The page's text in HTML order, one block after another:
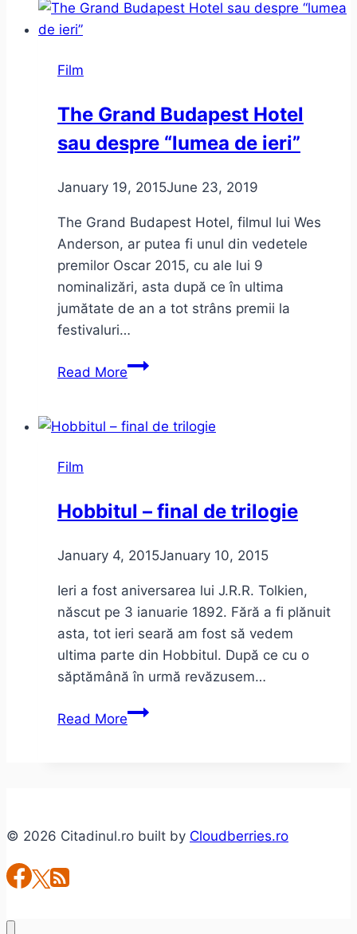
Mortdecai,
Film
The Grand Budapest Hotel
sau despre “lumea de ieri”
January 19, 2015June 23, 2019
The Grand Budapest Hotel, filmul lui Wes
Anderson, ar putea fi unul din vedetele
premilor Oscar 2015, cu ale lui 9
nominalizări, asta după ce în ultima
jumătate de an a tot strâns premii la
festivaluri…
Read MoreThe
Hotel
de
Film
Hobbitul – final de trilogie
January 4, 2015January 10, 2015
Ieri a fost aniversarea lui J.R.R. Tolkien,
născut pe 3 ianuarie 1892. Fără a fi plănuit
asta, tot ieri seară am fost să vedem
ultima parte din Hobbitul. După ce cu o
săptămână în urmă revăzusem…
Read MoreHobbitul
© 2026 Citadinul.ro built by Cloudberries.ro